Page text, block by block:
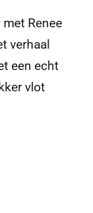
Renee
verhaal
een echt
vlot